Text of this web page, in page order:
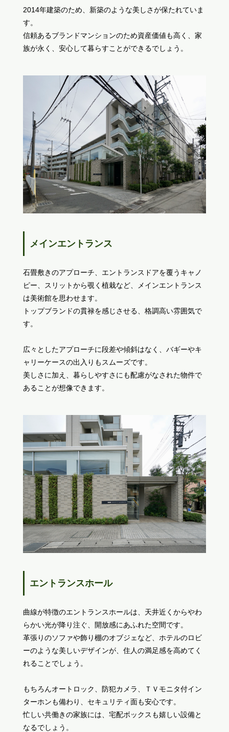
2014年建築のため、新築のような美しさが保たれていま
す。
信頼あるブランドマンションのため資産価値も高く、家
族が永く、安心して暮らすことができるでしょう。
メインエントランス
石畳敷きのアプローチ、エントランスドアを覆うキャノ
ピー、スリットから覗く植栽など、メインエントランス
は美術館を思わせます。
トップブランドの貫禄を感じさせる、格調高い雰囲気で
す。
広々としたアプローチに段差や傾斜はなく、バギーやキ
ャリーケースの出入りもスムーズです。
美しさに加え、暮らしやすさにも配慮がなされた物件で
あることが想像できます。
エントランスホール
曲線が特徴のエントランスホールは、天井近くからやわ
らかい光が降り注ぐ、開放感にあふれた空間です。
革張りのソファや飾り棚のオブジェなど、ホテルのロビ
ーのような美しいデザインが、住人の満足感を高めてく
れることでしょう。
もちろんオートロック、防犯カメラ、ＴＶモニタ付イン
ターホンも備わり、セキュリティ面も安心です。
忙しい共働きの家族には、宅配ボックスも嬉しい設備と
なるでしょう。